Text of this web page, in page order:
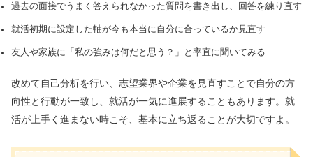
過去の面接でうまく答えられなかった質問を書き出し、回答を練り直す
就活初期に設定した軸が今も本当に自分に合っているか見直す
友人や家族に「私の強みは何だと思う？」と率直に聞いてみる
改めて自己分析を行い、志望業界や企業を見直すことで自分の方
向性と行動が一致し、就活が一気に進展することもあります。就
活が上手く進まない時こそ、基本に立ち返ることが大切ですよ。